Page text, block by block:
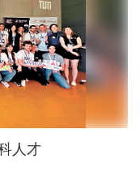
洲創科人才